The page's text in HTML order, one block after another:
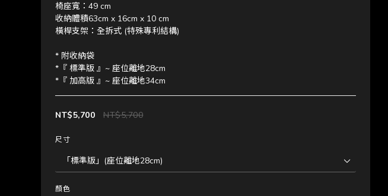
椅座寬：49 cm
收納體積63cm x 16cm x 10 cm
橫桿支架：全拆式 (特殊專利結構)
* 附收納袋
*『 標準版 』~ 座位離地28cm
*『 加高版 』~ 座位離地34cm
NT$5,700
NT$5,700
尺寸
顏色